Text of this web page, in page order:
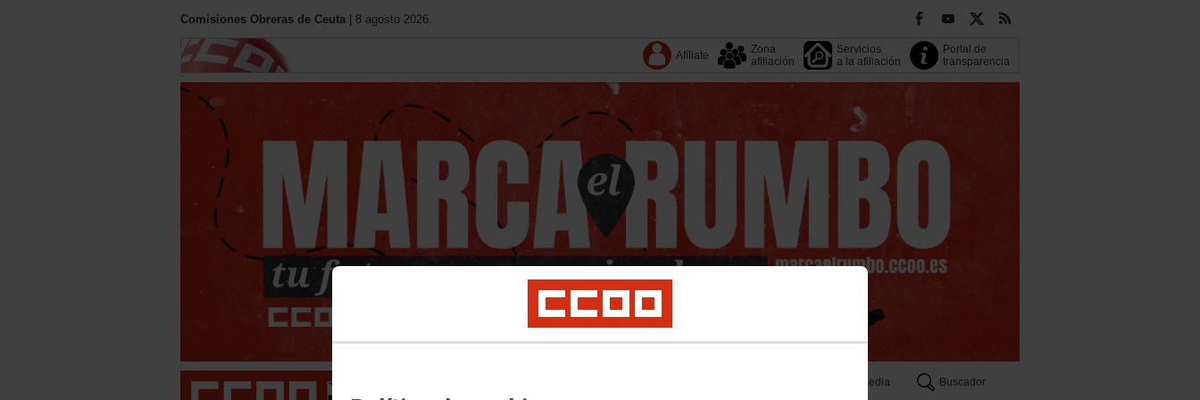
Comisiones Obreras de Ceuta | 8 agosto 2026.
Afíliate
Zona
afiliación
Servicios
a la afiliación
Portal de
transparencia
Multimedia
Buscador